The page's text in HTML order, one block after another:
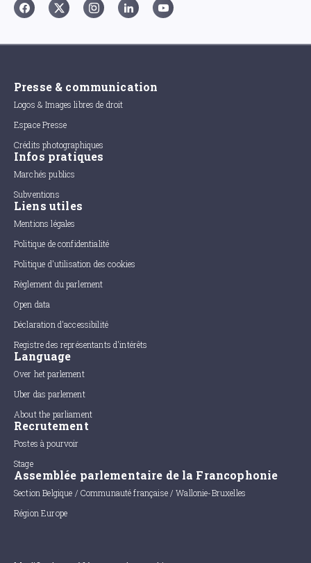
Presse & communication
Logos & Images libres de droit
Espace Presse
Crédits photographiques
Infos pratiques
Marchés publics
Subventions
Liens utiles
Mentions légales
Politique de confidentialité
Politique d'utilisation des cookies
Règlement du parlement
Open data
Déclaration d'accessibilité
Registre des représentants d'intérêts
Language
Over het parlement
Uber das parlement
About the parliament
Recrutement
Postes à pourvoir
Stage
Assemblée parlementaire de la Francophonie
Section Belgique / Communauté française / Wallonie-Bruxelles
Région Europe